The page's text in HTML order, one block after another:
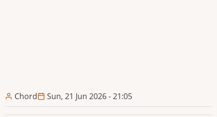
Chord Sun, 21 Jun 2026 - 21:05